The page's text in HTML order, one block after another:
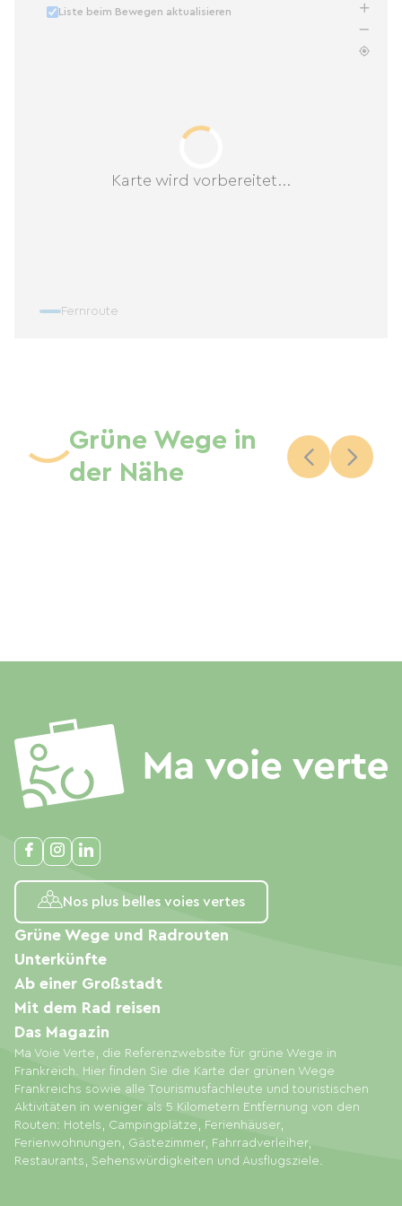
ramener le lendemain matin près de l'église à
sommes situés à environ une heure de voiture
Nos amis les animaux ne sont pas acceptés, car
nous avons notre vieux chat, nos poules.
Karte wird vorbereitet...
Liste beim Bewegen aktualisieren
Fernroute
Grüne Wege in
der Nähe
Nos plus belles voies vertes
Ma Voie Verte, die Referenzwebsite für grüne Wege in
Frankreich. Hier finden Sie die Karte der grünen Wege
Frankreichs sowie alle Tourismusfachleute und touristischen
Aktivitäten in weniger als 5 Kilometern Entfernung von den
Routen: Hotels, Campingplätze, Ferienhäuser,
Ferienwohnungen, Gästezimmer, Fahrradverleiher,
Restaurants, Sehenswürdigkeiten und Ausflugsziele.
Grüne Wege und Radrouten
Unterkünfte
Ab einer Großstadt
Mit dem Rad reisen
Das Magazin